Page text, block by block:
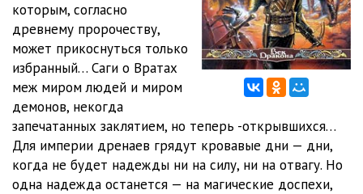
011 - Глава 10 27:18
012 - Глава 11 18:54
013 - Глава 12
014 - Глава 13
015 - Глава 14 35:16
016 - Глава 15 16:40
которым, согласно
древнему пророчеству,
может прикоснуться только
избранный… Саги о Вратах
меж миром людей и миром
демонов, некогда
запечатанных заклятием, но теперь -открывшихся…
Для империи дренаев грядут кровавые дни — дни,
когда не будет надежды ни на силу, ни на отвагу. Но
одна надежда останется — на магические доспехи,